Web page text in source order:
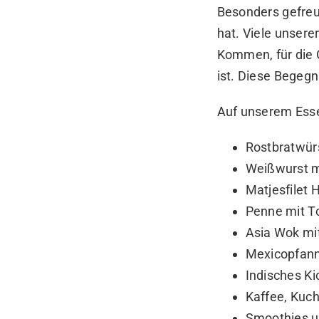
Besonders
hat. Viele
Kommen, für die
ist. Diese
Auf unserem
Weißwurst
Matjesfilet
Penne mit
Asia Wok
Indisches
Kaffee,